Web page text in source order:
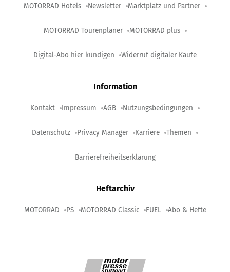
MOTORRAD Hotels Newsletter Marktplatz und Partner
MOTORRAD Tourenplaner MOTORRAD plus
Digital-Abo hier kündigen Widerruf digitaler Käufe
Information
Kontakt Impressum AGB Nutzungsbedingungen
Datenschutz Privacy Manager Karriere Themen
Barrierefreiheitserklärung
Heftarchiv
MOTORRAD PS MOTORRAD Classic FUEL Abo & Hefte